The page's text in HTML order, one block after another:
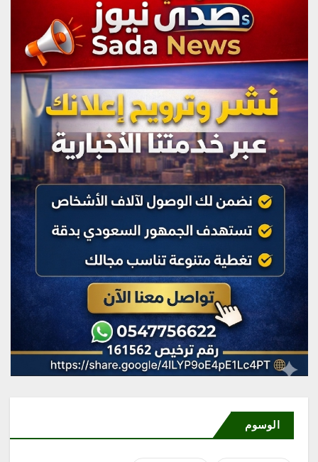
الوسوم